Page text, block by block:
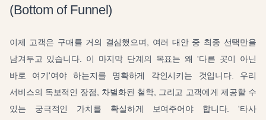
(Bottom of Funnel)
이제 고객은 구매를 거의 결심했으며, 여러 대안 중 최종 선택만을
남겨두고 있습니다. 이 마지막 단계의 목표는 왜 '다른 곳이 아닌
바로 여기'여야 하는지를 명확하게 각인시키는 것입니다. 우리
서비스의 독보적인 장점, 차별화된 철학, 그리고 고객에게 제공할 수
있는 궁극적인 가치를 확실하게 보여주어야 합니다. '타사